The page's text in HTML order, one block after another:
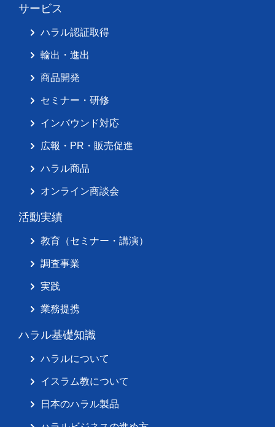
サービス
ハラル認証取得
輸出・進出
商品開発
セミナー・研修
インバウンド対応
広報・PR・販売促進
ハラル商品
オンライン商談会
活動実績
教育（セミナー・講演）
調査事業
実践
業務提携
ハラル基礎知識
ハラルについて
イスラム教について
日本のハラル製品